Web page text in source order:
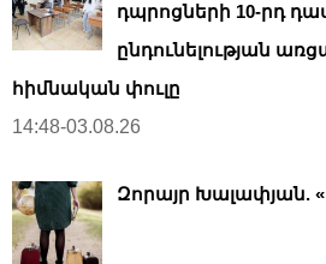
դպրոցների 10-րդ
ընդունելության
հիմնական փուլը
14:48-03.08.26
Զորայր Խալափյան.